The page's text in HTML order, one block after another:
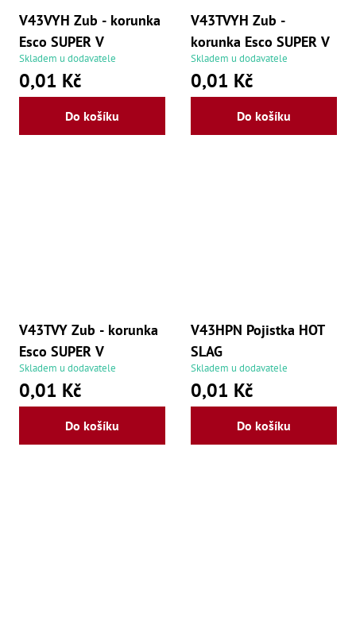
V43VYH Zub - korunka
Esco SUPER V
Skladem u dodavatele
0,01 Kč
Do košíku
V43TVYH Zub -
korunka Esco SUPER V
Skladem u dodavatele
0,01 Kč
Do košíku
V43TVY Zub - korunka
Esco SUPER V
Skladem u dodavatele
0,01 Kč
Do košíku
V43HPN Pojistka HOT
SLAG
Skladem u dodavatele
0,01 Kč
Do košíku